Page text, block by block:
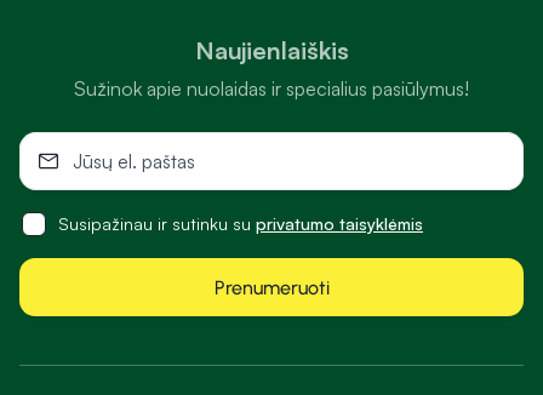
Naujienlaiškis
Sužinok apie nuolaidas ir specialius pasiūlymus!
Susipažinau ir sutinku su privatumo taisyklėmis
Prenumeruoti